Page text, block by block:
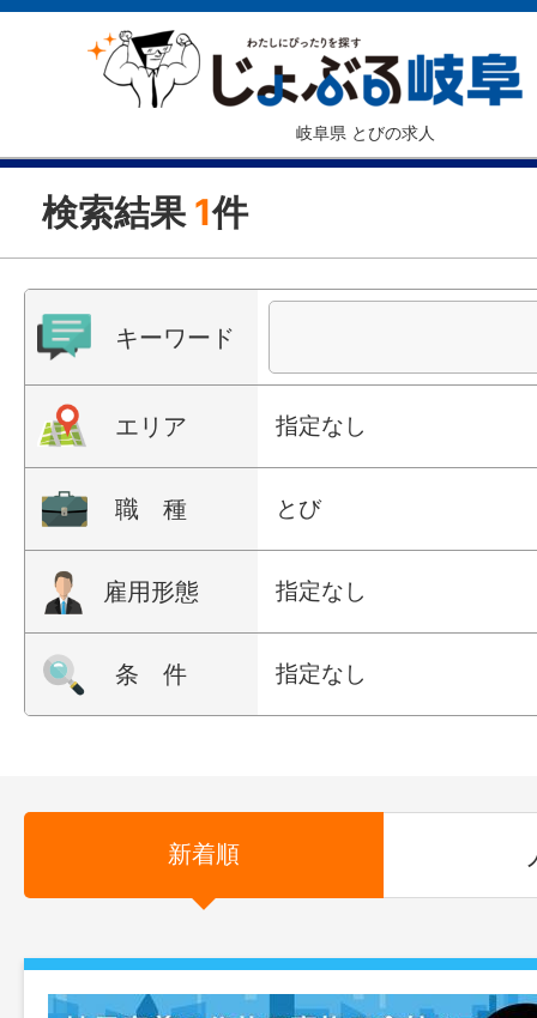
岐阜県 とびの求人
検索結果 1件
キーワード
エリア 指定なし
職 種 とび
雇用形態 指定なし
条 件 指定なし
新着順